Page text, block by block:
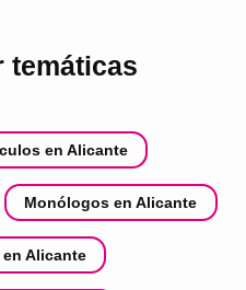
temáticas
en Alicante
Monólogos en Alicante
Alicante